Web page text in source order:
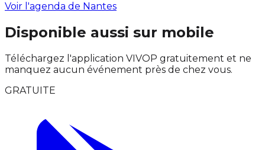
Voir l'agenda de Nantes
Disponible aussi sur mobile
Téléchargez l'application VIVOP gratuitement et ne
manquez aucun événement près de chez vous.
GRATUITE